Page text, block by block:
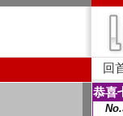
回
恭喜